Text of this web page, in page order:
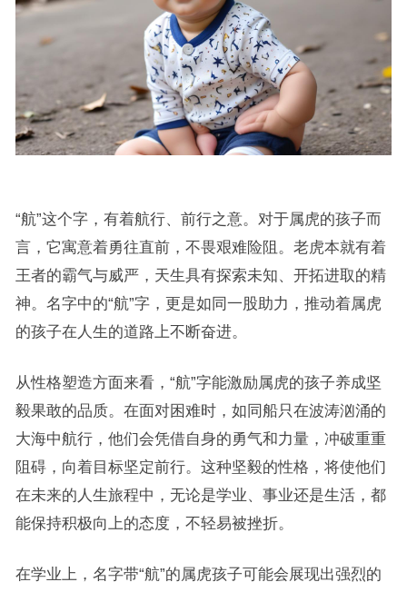
“航”这个字，有着航行、前行之意。对于属虎的孩子而
言，它寓意着勇往直前，不畏艰难险阻。老虎本就有着
王者的霸气与威严，天生具有探索未知、开拓进取的精
神。名字中的“航”字，更是如同一股助力，推动着属虎
的孩子在人生的道路上不断奋进。
从性格塑造方面来看，“航”字能激励属虎的孩子养成坚
毅果敢的品质。在面对困难时，如同船只在波涛汹涌的
大海中航行，他们会凭借自身的勇气和力量，冲破重重
阻碍，向着目标坚定前行。这种坚毅的性格，将使他们
在未来的人生旅程中，无论是学业、事业还是生活，都
能保持积极向上的态度，不轻易被挫折。
在学业上，名字带“航”的属虎孩子可能会展现出强烈的